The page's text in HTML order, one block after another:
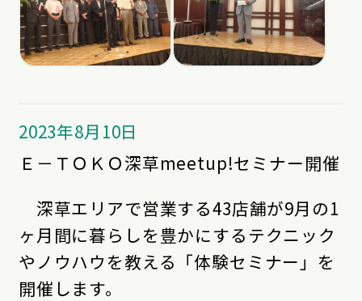
2023年8月10日
Ｅ－ＴＯＫＯ深草meetup!セミナー開催
深草エリアで営業する43店舗が9月の1
ヶ月間に暮らしを豊かにするテクニック
やノウハウを教える「体験セミナー」を
開催します。